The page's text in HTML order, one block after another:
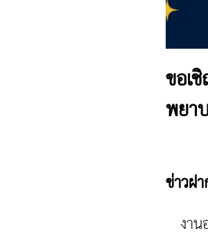
ขอเ
พยา
ข่าวฝ
งา